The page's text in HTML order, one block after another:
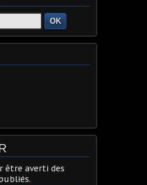
OK
être averti des